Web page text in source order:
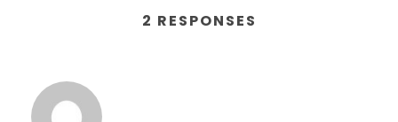
2 RESPONSES